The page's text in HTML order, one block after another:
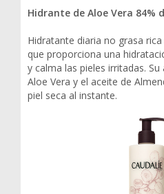
Hidrante de Aloe Vera 84%
Hidratante diaria no grasa
que proporciona una
y calma las pieles irritadas.
Aloe Vera y el aceite de
piel seca al instante.